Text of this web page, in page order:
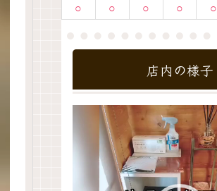
○ ○ ○ ○ ○
店内の様子